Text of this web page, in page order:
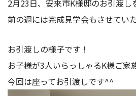
2月23日、安来市K様邸のお引渡し
前の週には完成見学会もさせて
お引渡しの様子です！
お子様が3人いらっしゃるK様ご家
今回は座ってお引渡しです^^